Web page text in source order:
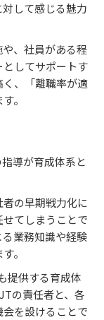
して感じる魅力
、社員がある程
してサポートす
、「離職率が適
。
導が育成体系と
の早期戦力化に
てしまうことで
る業務知識や経験
。
提供する育成体
の責任者と、各
を設けることで